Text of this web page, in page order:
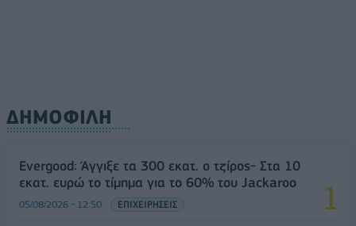
ΔΗΜΟΦΙΛΗ
Evergood: Άγγιξε τα 300 εκατ. ο τζίρος- Στα 10
εκατ. ευρώ το τίμημα για το 60% του Jackaroo
05/08/2026 - 12:50 ΕΠΙΧΕΙΡΗΣΕΙΣ